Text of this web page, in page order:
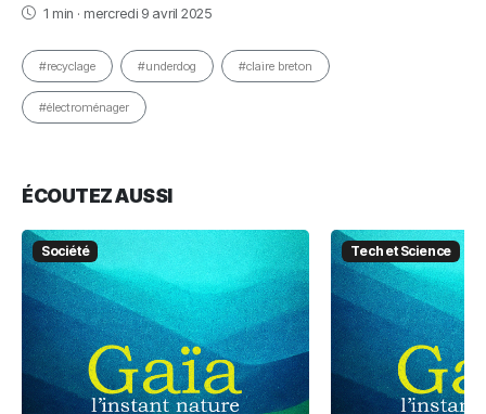
1 min · mercredi 9 avril 2025
#recyclage #underdog #claire breton
#électroménager
ÉCOUTEZ AUSSI
Société Tech et Science